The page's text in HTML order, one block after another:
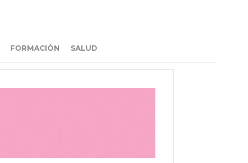
FORMACIÓN SALUD